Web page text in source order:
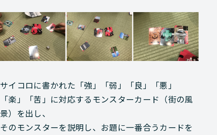
サイコロに書かれた「強」「弱」「良」「悪」
「楽」「苦」に対応するモンスターカード（街の風
景）を出し、
そのモンスターを説明し、お題に一番合うカードを